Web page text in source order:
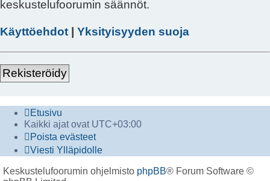
keskustelufoorumin säännöt.
Käyttöehdot Yksityisyyden suoja
Rekisteröidy
Etusivu
Kaikki ajat ovat UTC+03:00
Poista evästeet
Viesti Ylläpidolle
Keskustelufoorumin ohjelmisto phpBB® Forum Software ©